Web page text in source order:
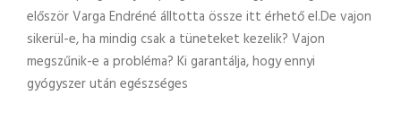
először Varga Endréné álltotta össze itt érhető el.De vajon
sikerül-e, ha mindig csak a tüneteket kezelik? Vajon
megszűnik-e a probléma? Ki garantálja, hogy ennyi
gyógyszer után egészséges